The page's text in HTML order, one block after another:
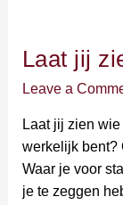
Laat jij
Leave a
Laat jij zien
werkelijk bent?
Waar je voor
je te zeggen
zien
werkelijk
bent?